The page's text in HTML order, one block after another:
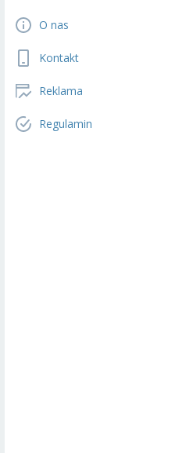
O nas
Kontakt
Reklama
Regulamin